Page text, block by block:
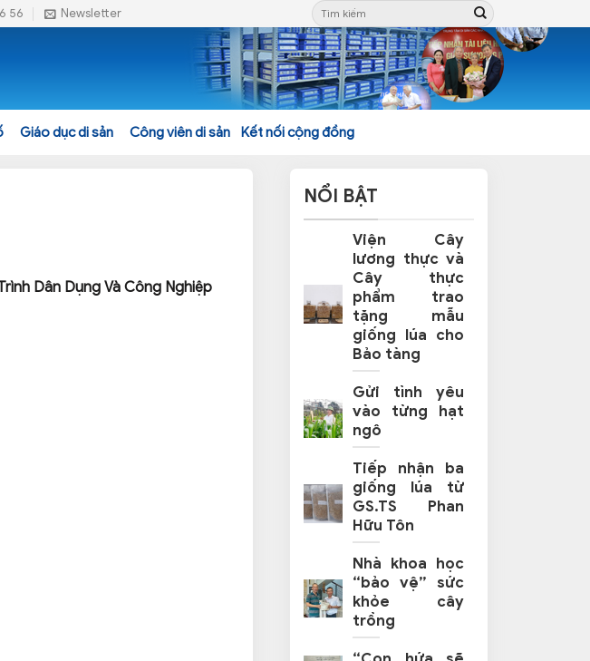
56 Newsletter
Giáo dục di sản Công viên di sản Kết nối cộng đồng
Dân Dụng Và Công Nghiệp
NỔI BẬT
Viện Cây
lương thực và
Cây thực
phẩm trao
tặng mẫu
giống lúa cho
Bảo tàng
Gửi tình yêu
vào từng hạt
ngô
Tiếp nhận ba
giống lúa từ
GS.TS Phan
Hữu Tôn
Nhà khoa học
“bảo vệ” sức
khỏe cây
trồng